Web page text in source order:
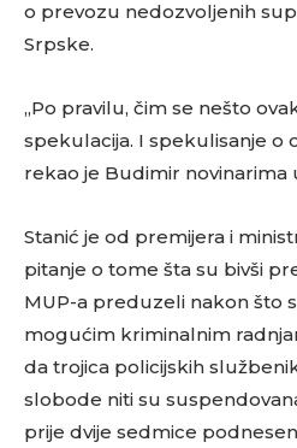
o prevozu nedozvoljenih
Srpske.
„Po pravilu, čim se nešto
spekulacija. I spekulisanje o
rekao je Budimir novinarima
Stanić je od premijera i
pitanje o tome šta su bivši
MUP-a preduzeli nakon što
mogućim kriminalnim
da trojica policijskih
slobode niti su
prije dvije sedmice